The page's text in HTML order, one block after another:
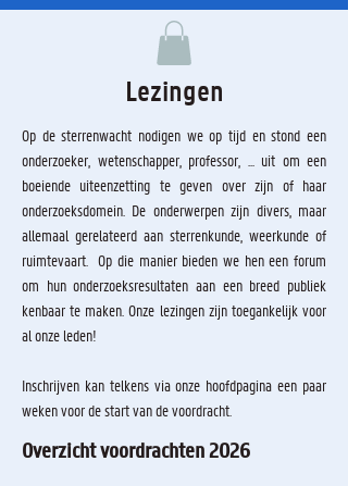
Lezingen
Op de sterrenwacht nodigen we op tijd en stond een
onderzoeker, wetenschapper, professor, ... uit om een
boeiende uiteenzetting te geven over zijn of haar
onderzoeksdomein. De onderwerpen zijn divers, maar
allemaal gerelateerd aan sterrenkunde, weerkunde of
ruimtevaart. Op die manier bieden we hen een forum
om hun onderzoeksresultaten aan een breed publiek
kenbaar te maken. Onze lezingen zijn toegankelijk voor
al onze leden!
Inschrijven kan telkens via onze hoofdpagina een paar
weken voor de start van de voordracht.
Overzicht voordrachten 2026